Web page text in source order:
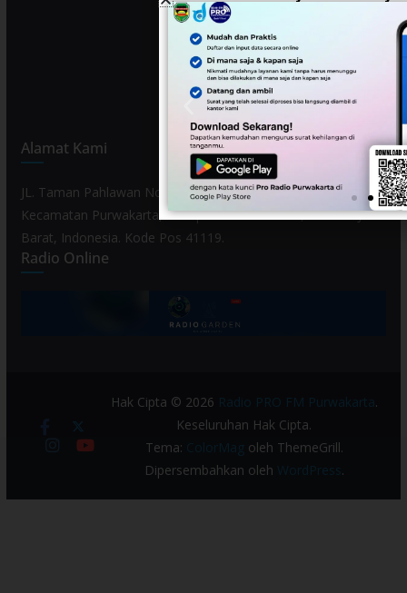
Alamat Kami
JL. Taman Pahlawan No. 80, Kelurahan Purwamekar,
Kecamatan Purwakarta, Kabupaten Purwakarta, Provinsi Jawa
Barat, Indonesia. Kode Pos 41119.
Radio Online
Hak Cipta © 2026 Radio PRO FM Purwakarta.
Keseluruhan Hak Cipta.
Tema: ColorMagoleh ThemeGrill.
Dipersembahkan oleh WordPress .